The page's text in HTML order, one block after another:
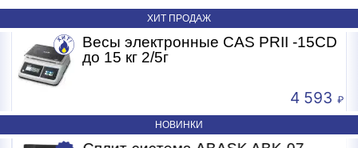
ХИТ ПРОДАЖ
Весы электронные CAS PRII -15CD
до 15 кг 2/5г
4 593
НОВИНКИ